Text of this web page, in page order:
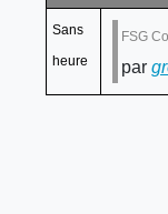
Sans
heure
FSG
par